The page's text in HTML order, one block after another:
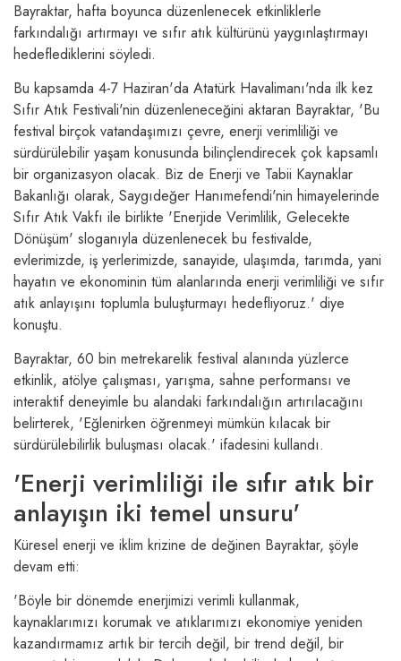
Bayraktar, hafta boyunca düzenlenecek etkinliklerle
farkındalığı artırmayı ve sıfır atık kültürünü yaygınlaştırmayı
hedeflediklerini söyledi.
Bu kapsamda 4-7 Haziran'da Atatürk Havalimanı'nda ilk kez
Sıfır Atık Festivali'nin düzenleneceğini aktaran Bayraktar, 'Bu
festival birçok vatandaşımızı çevre, enerji verimliliği ve
sürdürülebilir yaşam konusunda bilinçlendirecek çok kapsamlı
bir organizasyon olacak. Biz de Enerji ve Tabii Kaynaklar
Bakanlığı olarak, Saygıdeğer Hanımefendi'nin himayelerinde
Sıfır Atık Vakfı ile birlikte 'Enerjide Verimlilik, Gelecekte
Dönüşüm' sloganıyla düzenlenecek bu festivalde,
evlerimizde, iş yerlerimizde, sanayide, ulaşımda, tarımda, yani
hayatın ve ekonominin tüm alanlarında enerji verimliliği ve sıfır
atık anlayışını toplumla buluşturmayı hedefliyoruz.' diye
konuştu.
Bayraktar, 60 bin metrekarelik festival alanında yüzlerce
etkinlik, atölye çalışması, yarışma, sahne performansı ve
interaktif deneyimle bu alandaki farkındalığın artırılacağını
belirterek, 'Eğlenirken öğrenmeyi mümkün kılacak bir
sürdürülebilirlik buluşması olacak.' ifadesini kullandı.
'Enerji verimliliği ile sıfır atık bir
anlayışın iki temel unsuru'
Küresel enerji ve iklim krizine de değinen Bayraktar, şöyle
devam etti:
'Böyle bir dönemde enerjimizi verimli kullanmak,
kaynaklarımızı korumak ve atıklarımızı ekonomiye yeniden
kazandırmamız artık bir tercih değil, bir trend değil, bir